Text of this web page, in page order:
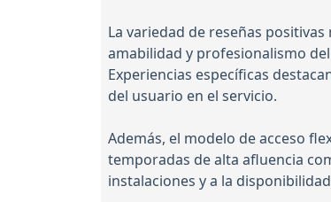
La variedad de reseñas
amabilidad y profesionalismo
Experiencias específicas
del usuario en el servicio.
Además, el modelo de acceso
temporadas de alta afluencia
instalaciones y a la